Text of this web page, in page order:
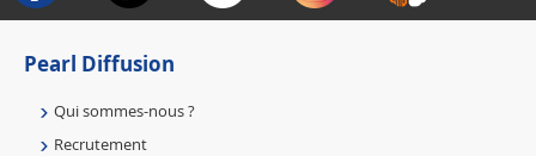
Pearl Diffusion
Qui sommes-nous ?
Recrutement